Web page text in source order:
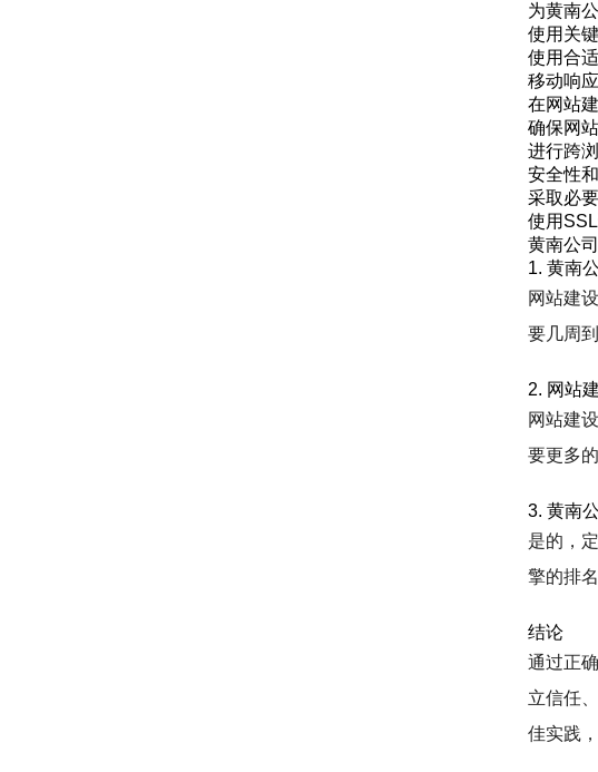
为黄南
使用关
使用合
移动响
在网站
确保网
进行跨
安全性
采取必
使用
黄南公
1. 黄南
网站建
要几周
2. 网站
网站建
要更多
3. 黄南
是的，
擎的排
结论
通过正
立信任
佳实践